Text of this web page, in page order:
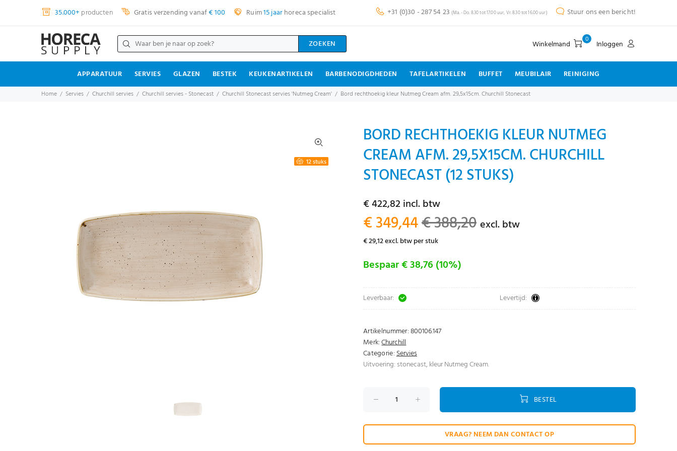
35.000+ producten Gratis verzending vanaf€ 100 Ruim15 jaarhoreca specialist +31 (0)30 - 287 54 23 (Ma. - Do. 8.30 tot 17.00 uur, Vr. 8.30 tot 16.00 uur) Stuur ons een bericht!
ZOEKEN Winkelmand 0 Inloggen
APPARATUUR SERVIES GLAZEN BESTEK KEUKENARTIKELEN BARBENODIGDHEDEN TAFELARTIKELEN BUFFET MEUBILAIR REINIGING
Home Servies Churchill servies Churchill servies - Stonecast Churchill Stonecast servies 'Nutmeg Cream' Bord rechthoekig kleur Nutmeg Cream afm. 29,5x15cm. Churchill Stonecast
12 stuks
BORD RECHTHOEKIG KLEUR NUTMEG
CREAM AFM. 29,5X15CM. CHURCHILL
STONECAST (12 STUKS)
€ 422,82 incl. btw
€ 349,44€ 388,20 excl. btw
€ 29,12 excl. btw per stuk
Bespaar € 38,76 (10%)
Leverbaar: Levertijd:
Artikelnummer:800106.147
Merk:Churchill
Categorie:Servies
Uitvoering: stonecast, kleur Nutmeg Cream.
BESTEL
VRAAG? NEEM DAN CONTACT OP